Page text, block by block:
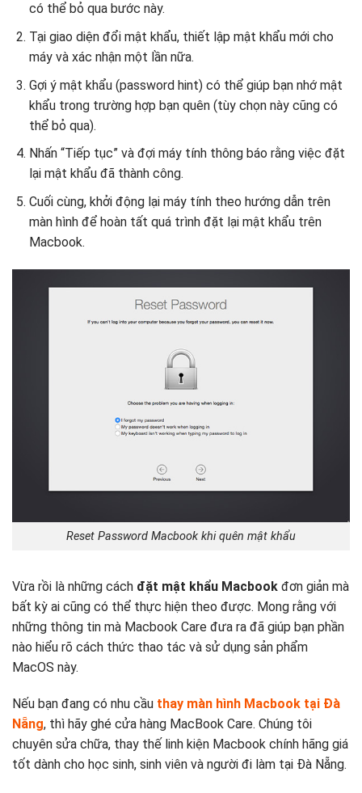
có thể bỏ qua bước này.
Tại giao diện đổi mật khẩu, thiết lập mật khẩu mới cho
máy và xác nhận một lần nữa.
Gợi ý mật khẩu (password hint) có thể giúp bạn nhớ mật
khẩu trong trường hợp bạn quên (tùy chọn này cũng có
thể bỏ qua).
Nhấn “Tiếp tục” và đợi máy tính thông báo rằng việc đặt
lại mật khẩu đã thành công.
Cuối cùng, khởi động lại máy tính theo hướng dẫn trên
màn hình để hoàn tất quá trình đặt lại mật khẩu trên
Macbook.
Reset Password Macbook khi quên mật khẩu
Vừa rồi là những cách đặt mật khẩu Macbook đơn giản mà
bất kỳ ai cũng có thể thực hiện theo được. Mong rằng với
những thông tin mà Macbook Care đưa ra đã giúp bạn phần
nào hiểu rõ cách thức thao tác và sử dụng sản phẩm
MacOS này.
Nếu bạn đang có nhu cầu thay màn hình Macbook tại Đà
Nẵng, thì hãy ghé cửa hàng MacBook Care. Chúng tôi
chuyên sửa chữa, thay thế linh kiện Macbook chính hãng giá
tốt dành cho học sinh, sinh viên và người đi làm tại Đà Nẵng.